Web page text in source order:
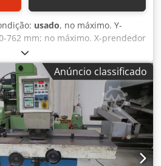
usado, no máximo. Y-
762 mm; no máximo. X-prendedor
no máximo. pressão de corte:
espessura da placa: 10 mm; no
105 mm; no máximo.
25 mm; suporte de mesa LxB:
U Tljptsrf peso total: 4100kg;
5,9 KW; Dimensões: L = 4200
diversos
Anúncio classificado